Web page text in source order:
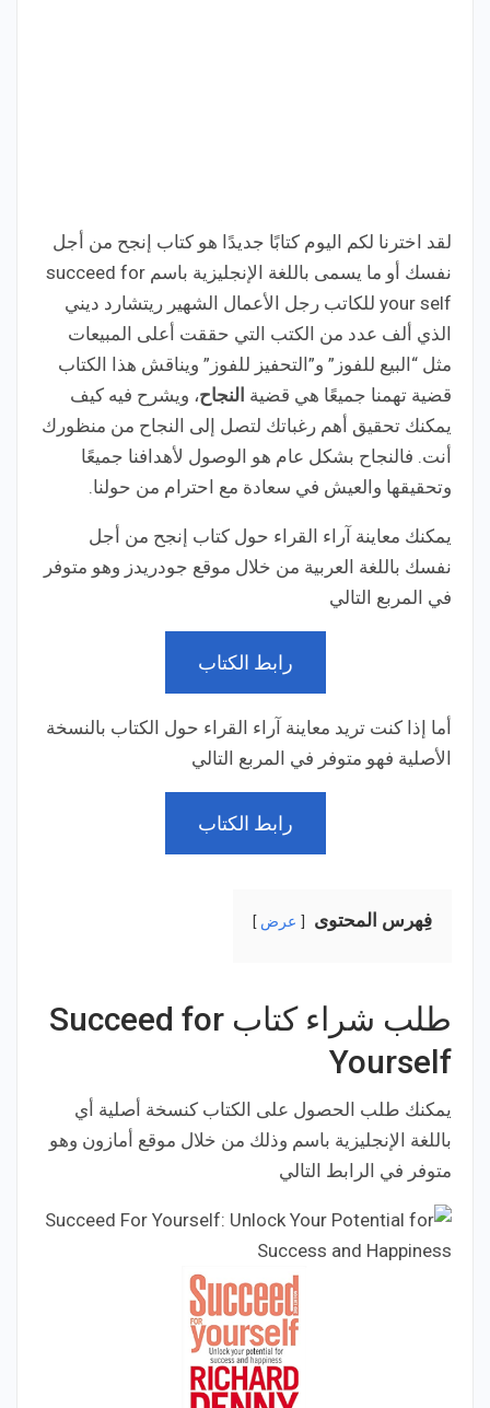
لقد اخترنا لكم اليوم كتابًا جديدًا هو كتاب إنجح من أجل
نفسك أو ما يسمى باللغة الإنجليزية باسم succeed for
your self للكاتب رجل الأعمال الشهير ريتشارد ديني
الذي ألف عدد من الكتب التي حققت أعلى المبيعات
مثل “البيع للفوز” و”التحفيز للفوز” ويناقش هذا الكتاب
قضية تهمنا جميعًا هي قضية النجاح، ويشرح فيه كيف
يمكنك تحقيق أهم رغباتك لتصل إلى النجاح من منظورك
أنت. فالنجاح بشكل عام هو الوصول لأهدافنا جميعًا
وتحقيقها والعيش في سعادة مع احترام من حولنا.
يمكنك معاينة آراء القراء حول كتاب إنجح من أجل
نفسك باللغة العربية من خلال موقع جودريدز وهو متوفر
في المربع التالي
رابط الكتاب
أما إذا كنت تريد معاينة آراء القراء حول الكتاب بالنسخة
الأصلية فهو متوفر في المربع التالي
رابط الكتاب
فِهرس المحتوى عرض
طلب شراء كتاب Succeed for
Yourself
يمكنك طلب الحصول على الكتاب كنسخة أصلية أي
باللغة الإنجليزية باسم وذلك من خلال موقع أمازون وهو
متوفر في الرابط التالي